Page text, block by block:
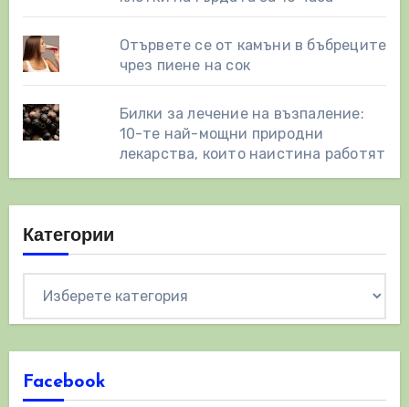
Отървете се от камъни в бъбреците
чрез пиене на сок
Билки за лечение на възпаление:
10-те най-мощни природни
лекарства, които наистина работят
Категории
Facebook